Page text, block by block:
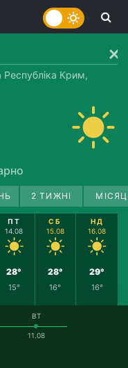
Крим,
2 ТИЖНІ
ПТ
14.08
28°
15°
СБ
15.08
28°
16°
НД
16.08
29°
16°
ВТ
11.08